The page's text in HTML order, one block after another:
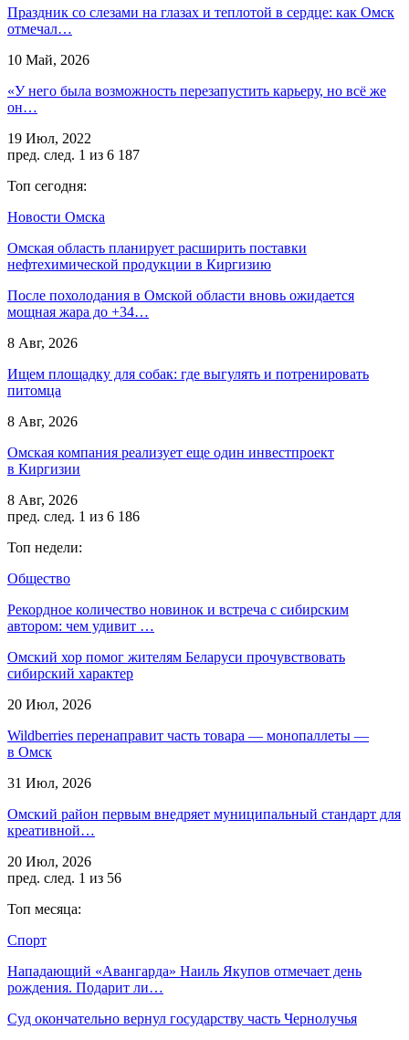
Праздник со слезами на глазах и теплотой в сердце: как Омск
отмечал…
10 Май, 2026
«У него была возможность перезапустить карьеру, но всё же
он…
19 Июл, 2022
пред. след. 1 из 6 187
Топ сегодня:
Новости Омска
Омская область планирует расширить поставки
нефтехимической продукции в Киргизию
После похолодания в Омской области вновь ожидается
мощная жара до +34…
8 Авг, 2026
Ищем площадку для собак: где выгулять и потренировать
питомца
8 Авг, 2026
Омская компания реализует еще один инвестпроект
в Киргизии
8 Авг, 2026
пред. след. 1 из 6 186
Топ недели:
Общество
Рекордное количество новинок и встреча с сибирским
автором: чем удивит …
Омский хор помог жителям Беларуси прочувствовать
сибирский характер
20 Июл, 2026
Wildberries перенаправит часть товара — монопаллеты —
в Омск
31 Июл, 2026
Омский район первым внедряет муниципальный стандарт для
креативной…
20 Июл, 2026
пред. след. 1 из 56
Топ месяца:
Спорт
Нападающий «Авангарда» Наиль Якупов отмечает день
рождения. Подарит ли…
Суд окончательно вернул государству часть Чернолучья